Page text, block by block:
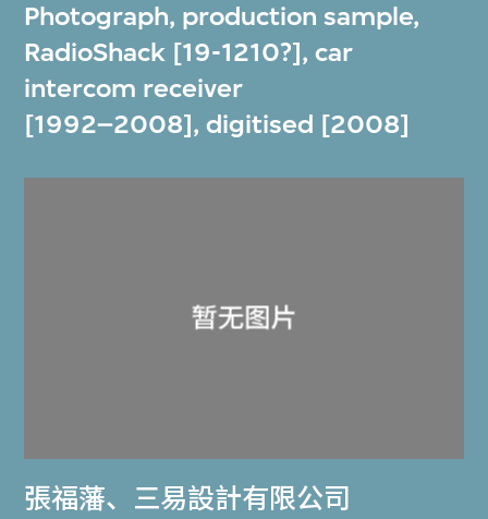
Photograph, production sample,
RadioShack [19-1210?], car
intercom receiver
[1992–2008], digitised [2008]
張福藩、 三易設計有限公司